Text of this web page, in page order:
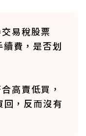
易稅股票
費，是否划
高賣低買，
回，反而沒有